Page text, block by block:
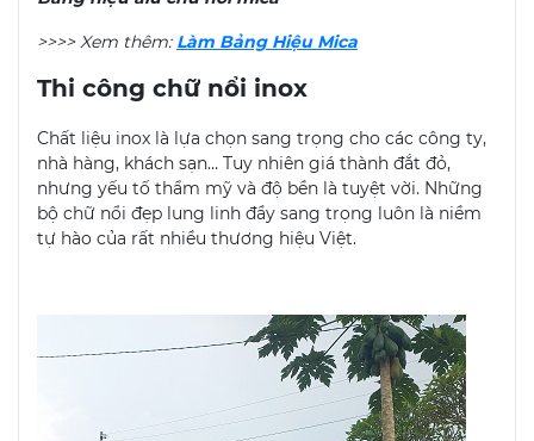
>>>> Xem thêm: Làm Bảng Hiệu Mica
Thi công chữ nổi inox
Chất liệu inox là lựa chọn sang trọng cho các công ty,
nhà hàng, khách sạn… Tuy nhiên giá thành đắt đỏ,
nhưng yếu tố thẩm mỹ và độ bền là tuyệt vời. Những
bộ chữ nổi đẹp lung linh đầy sang trọng luôn là niềm
tự hào của rất nhiều thương hiệu Việt.